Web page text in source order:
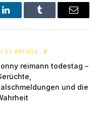
LinkedInTumblr Email
ARTICLE
reimann todestag –
und die